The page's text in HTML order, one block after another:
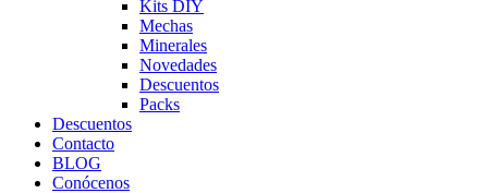
Kits DIY
Mechas
Minerales
Novedades
Descuentos
Packs
Descuentos
Contacto
BLOG
Conócenos